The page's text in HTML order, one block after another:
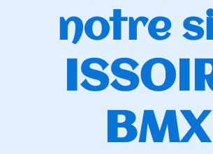
notre
BMX